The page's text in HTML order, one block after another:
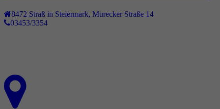
8472 Straß in Steiermark Murecker Straße 14
03453/3354